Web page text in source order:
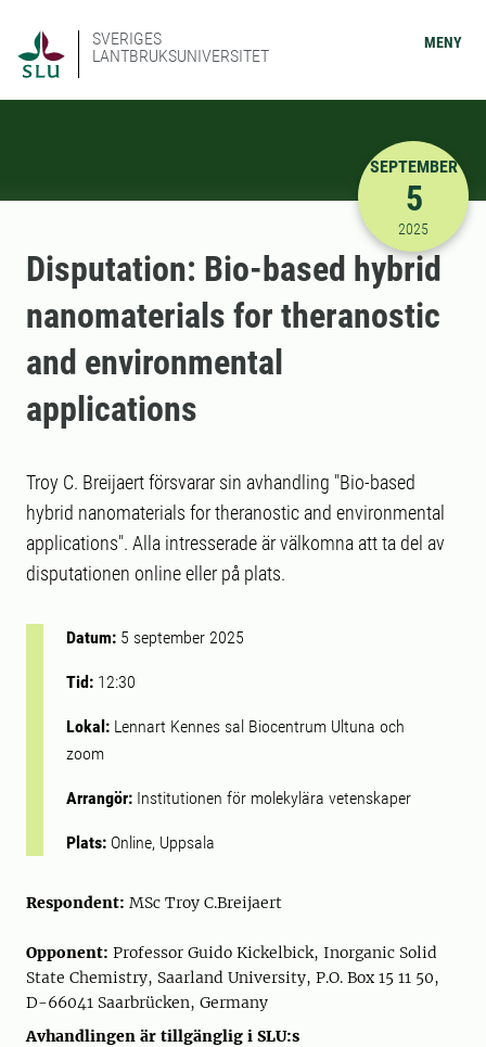
SVERIGES
LANTBRUKSUNIVERSITET
MENY
2025-09-
SEPTEMBER
5
2025
Disputation: Bio-based hybrid
nanomaterials for theranostic
and environmental
applications
Troy C. Breijaert försvarar sin avhandling "Bio-based
hybrid nanomaterials for theranostic and environmental
applications". Alla intresserade är välkomna att ta del av
disputationen online eller på plats.
Datum: 5 september 2025
Tid: 12:30
Lokal: Lennart Kennes sal Biocentrum Ultuna och
zoom
Arrangör: Institutionen för molekylära vetenskaper
Plats: Online, Uppsala
Respondent: MSc Troy C.Breijaert
Opponent: Professor Guido Kickelbick, Inorganic Solid
State Chemistry, Saarland University, P.O. Box 15 11 50,
D-66041 Saarbrücken, Germany
Avhandlingen är tillgänglig i SLU:s